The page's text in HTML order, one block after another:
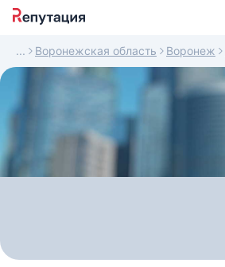
Воронежская область Воронеж